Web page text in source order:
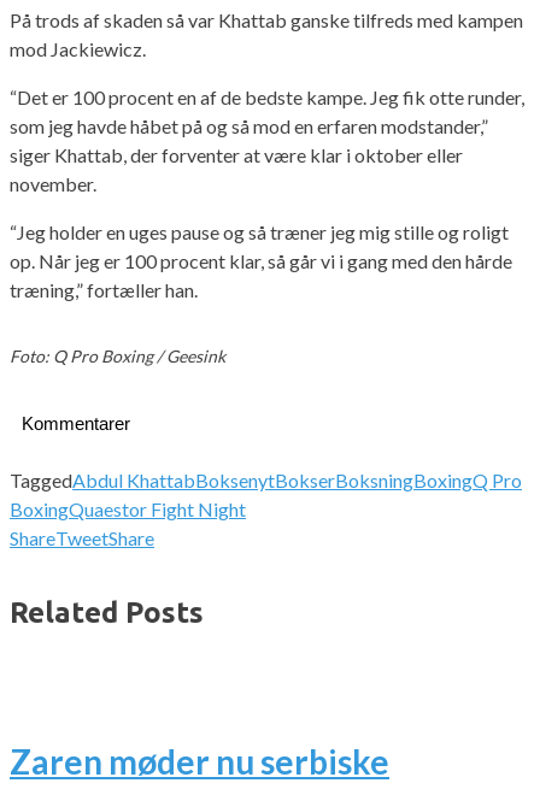
På trods af skaden så var Khattab ganske tilfreds med kampen
mod Jackiewicz.
“Det er 100 procent en af de bedste kampe. Jeg fik otte runder,
som jeg havde håbet på og så mod en erfaren modstander,”
siger Khattab, der forventer at være klar i oktober eller
november.
“Jeg holder en uges pause og så træner jeg mig stille og roligt
op. Når jeg er 100 procent klar, så går vi i gang med den hårde
træning,” fortæller han.
Foto: Q Pro Boxing / Geesink
Kommentarer
TaggedAbdul KhattabBoksenytBokserBoksningBoxingQ Pro
BoxingQuaestor Fight Night
ShareTweetShare
Related Posts
Zaren møder nu serbiske